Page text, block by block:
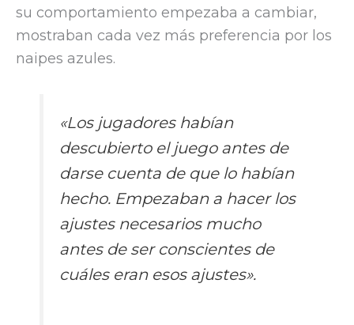
su comportamiento empezaba a cambiar,
mostraban cada vez más preferencia por los
naipes azules.
«Los jugadores habían
descubierto el juego antes de
darse cuenta de que lo habían
hecho. Empezaban a hacer los
ajustes necesarios mucho
antes de ser conscientes de
cuáles eran esos ajustes».